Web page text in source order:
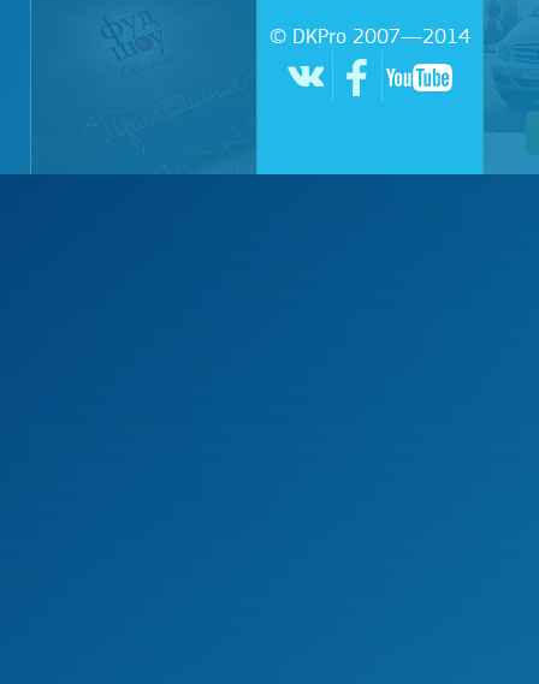
© DKPro 2007—2014